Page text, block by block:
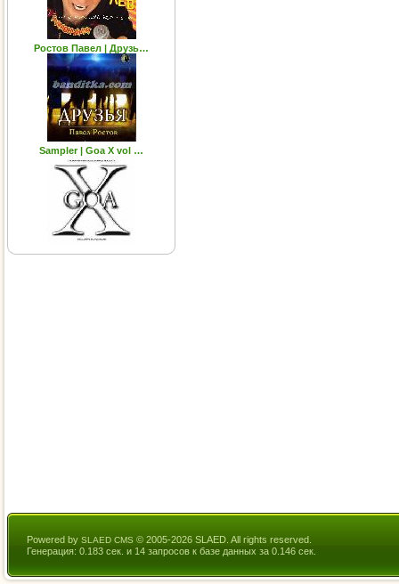
Ростов Павел | Друзь…
Sampler | Goa X vol …
Powered by SLAED CMS © 2005-2026 SLAED. All rights reserved.
Генерация: 0.183 сек. и 14 запросов к базе данных за 0.146 сек.